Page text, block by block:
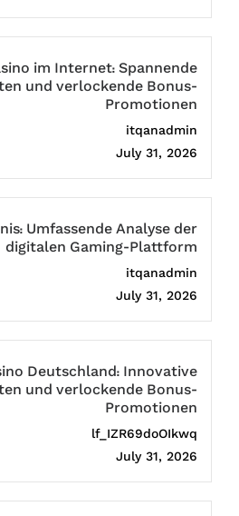
im Internet: Spannende
und verlockende Bonus-
Promotionen
itqanadmin
July 31, 2026
Umfassende Analyse der
digitalen Gaming-Plattform
itqanadmin
July 31, 2026
Deutschland: Innovative
und verlockende Bonus-
Promotionen
lf_IZR69doOIkwq
July 31, 2026